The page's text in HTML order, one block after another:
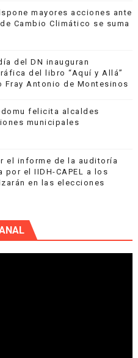
mayores acciones ante
Cambio Climático se suma
del DN inauguran
del libro “Aquí y Allá”
Fray Antonio de Montesinos
felicita alcaldes
municipales
el informe de la auditoría
por el IIDH-CAPEL a los
en las elecciones